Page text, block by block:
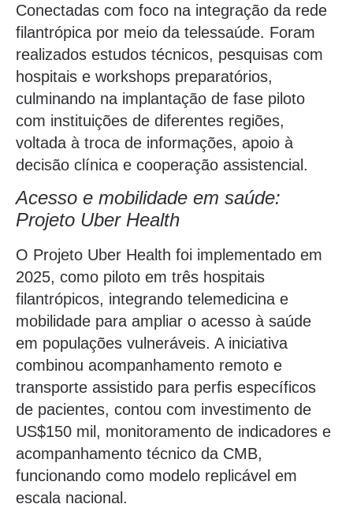
Conectadas com foco na integração da rede
filantrópica por meio da telessaúde. Foram
realizados estudos técnicos, pesquisas com
hospitais e workshops preparatórios,
culminando na implantação de fase piloto
com instituições de diferentes regiões,
voltada à troca de informações, apoio à
decisão clínica e cooperação assistencial.
Acesso e mobilidade em saúde:
Projeto Uber Health
O Projeto Uber Health foi implementado em
2025, como piloto em três hospitais
filantrópicos, integrando telemedicina e
mobilidade para ampliar o acesso à saúde
em populações vulneráveis. A iniciativa
combinou acompanhamento remoto e
transporte assistido para perfis específicos
de pacientes, contou com investimento de
US$150 mil, monitoramento de indicadores e
acompanhamento técnico da CMB,
funcionando como modelo replicável em
escala nacional.